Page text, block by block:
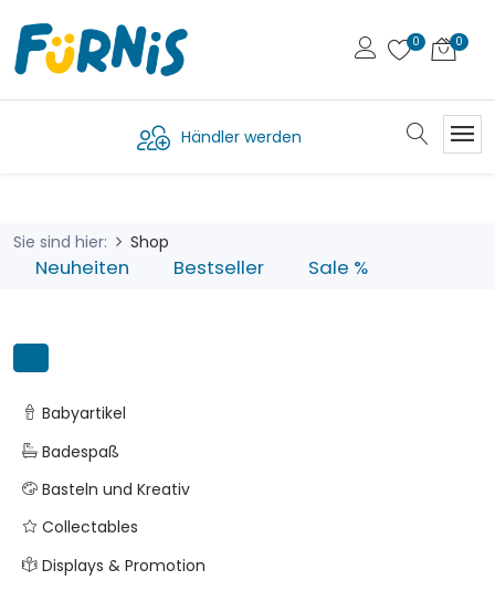
Händler werden
Sie sind hier: Shop
Neuheiten Bestseller Sale %
Babyartikel
Badespaß
Basteln und Kreativ
Collectables
Displays & Promotion